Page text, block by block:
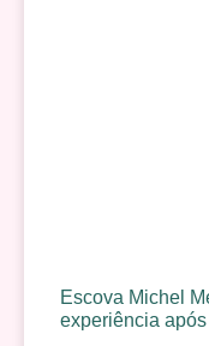
Escova Michel
experiência